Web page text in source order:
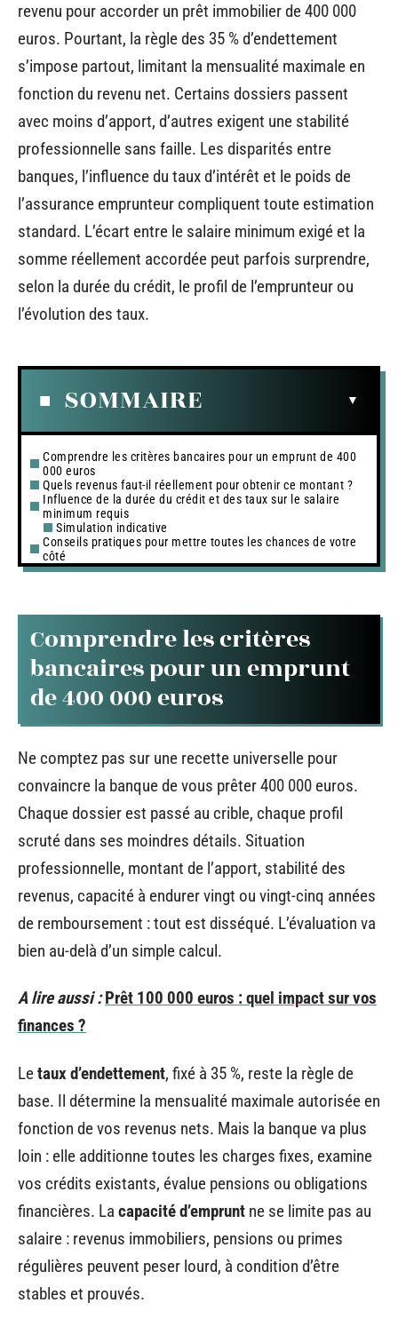
revenu pour accorder un prêt immobilier de 400 000
euros. Pourtant, la règle des 35 % d’endettement
s’impose partout, limitant la mensualité maximale en
fonction du revenu net. Certains dossiers passent
avec moins d’apport, d’autres exigent une stabilité
professionnelle sans faille. Les disparités entre
banques, l’influence du taux d’intérêt et le poids de
l’assurance emprunteur compliquent toute estimation
standard. L’écart entre le salaire minimum exigé et la
somme réellement accordée peut parfois surprendre,
selon la durée du crédit, le profil de l’emprunteur ou
l’évolution des taux.
SOMMAIRE
Comprendre les critères bancaires pour un emprunt de 400
000 euros
Quels revenus faut-il réellement pour obtenir ce montant ?
Influence de la durée du crédit et des taux sur le salaire
minimum requis
Simulation indicative
Conseils pratiques pour mettre toutes les chances de votre
côté
Comprendre les critères
bancaires pour un emprunt
de 400 000 euros
Ne comptez pas sur une recette universelle pour
convaincre la banque de vous prêter 400 000 euros.
Chaque dossier est passé au crible, chaque profil
scruté dans ses moindres détails. Situation
professionnelle, montant de l’apport, stabilité des
revenus, capacité à endurer vingt ou vingt-cinq années
de remboursement : tout est disséqué. L’évaluation va
bien au-delà d’un simple calcul.
A lire aussi : Prêt 100 000 euros : quel impact sur vos
finances ?
Letaux d’endettement, fixé à 35 %, reste la règle de
base. Il détermine la mensualité maximale autorisée en
fonction de vos revenus nets. Mais la banque va plus
loin : elle additionne toutes les charges fixes, examine
vos crédits existants, évalue pensions ou obligations
financières. La capacité d’emprunt ne se limite pas au
salaire : revenus immobiliers, pensions ou primes
régulières peuvent peser lourd, à condition d’être
stables et prouvés.